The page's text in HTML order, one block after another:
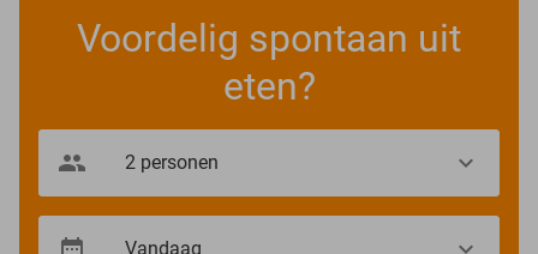
Voordelig spontaan uit
eten?